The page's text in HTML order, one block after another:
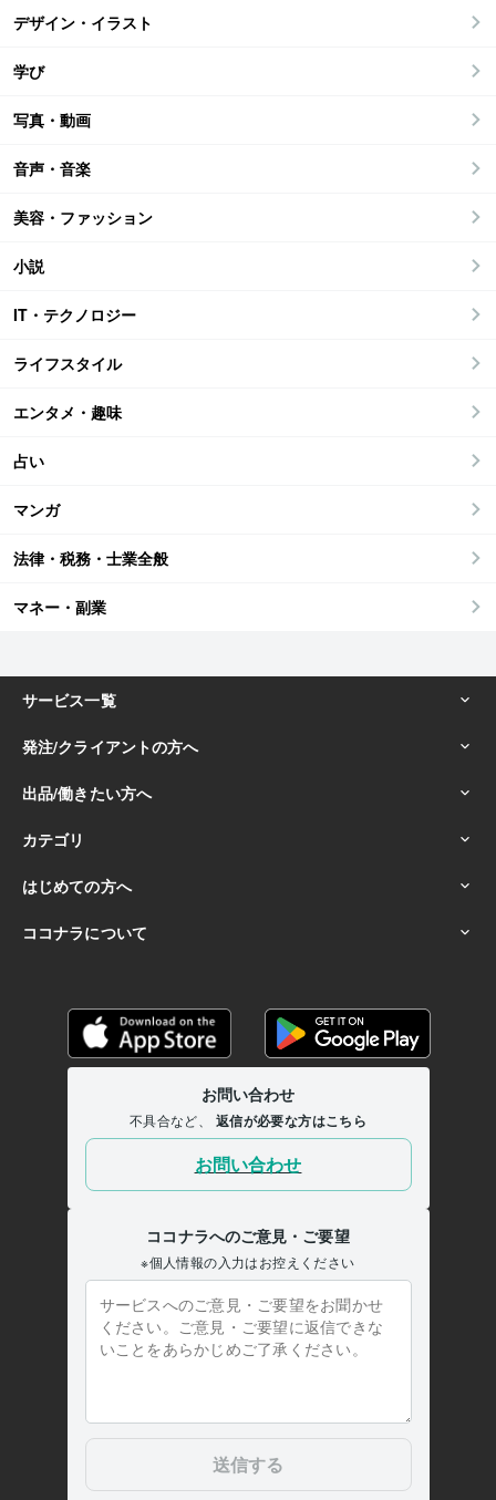
デザイン・イラスト
学び
写真・動画
音声・音楽
美容・ファッション
小説
IT・テクノロジー
ライフスタイル
エンタメ・趣味
占い
マンガ
法律・税務・士業全般
マネー・副業